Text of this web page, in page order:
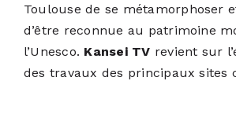
Toulouse de se métamorphoser
d’être reconnue au patrimoine
l’Unesco. Kansei TV revient sur
des travaux des principaux sites